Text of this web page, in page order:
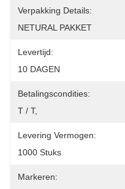
Verpakking Details:
NETURAL PAKKET
Levertijd:
10 DAGEN
Betalingscondities:
T / T,
Levering Vermogen:
1000 Stuks
Markeren: